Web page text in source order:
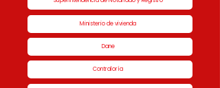
Ministerio de vivienda
Dane
Contraloría